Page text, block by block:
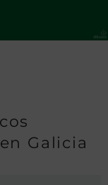
Galicia